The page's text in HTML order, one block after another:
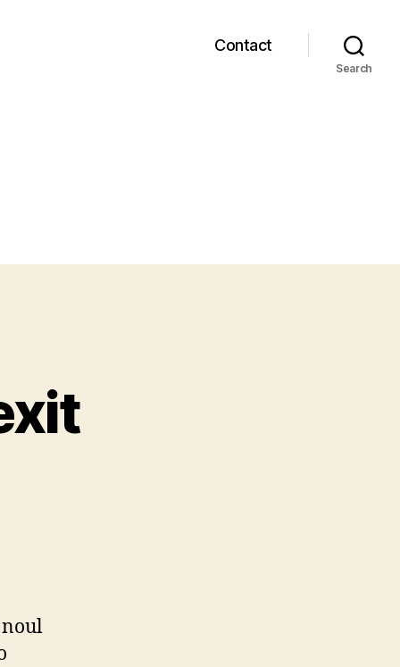
Contact
Search